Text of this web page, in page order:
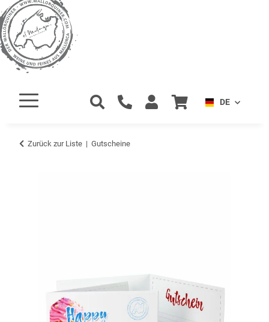
DE
Zurück zur Liste Gutscheine